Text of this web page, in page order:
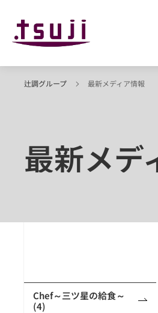
辻調グループ 最新メディア情報
最新メデ
Chef～三ツ星の給食～
(4)